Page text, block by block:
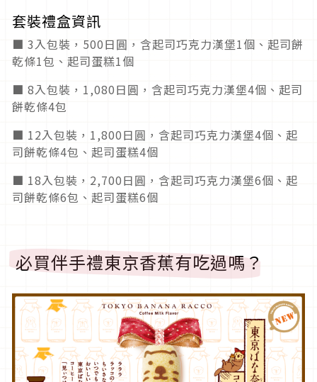
套裝禮盒資訊
■ 3入包裝，500日圓，含起司巧克力漢堡1個、起司餅
乾條1包、起司蛋糕1個
■ 8入包裝，1,080日圓，含起司巧克力漢堡4個、起司
餅乾條4包
■ 12入包裝，1,800日圓，含起司巧克力漢堡4個、起
司餅乾條4包、起司蛋糕4個
■ 18入包裝，2,700日圓，含起司巧克力漢堡6個、起
司餅乾條6包、起司蛋糕6個
必買伴手禮東京香蕉有吃過嗎？